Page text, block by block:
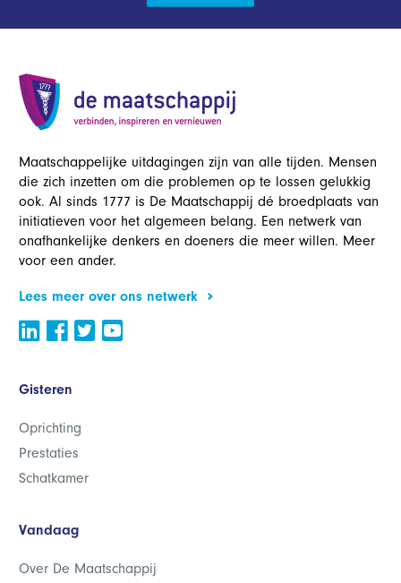
Maatschappelijke uitdagingen zijn van alle tijden. Mensen
die zich inzetten om die problemen op te lossen gelukkig
ook. Al sinds 1777 is De Maatschappij dé broedplaats van
initiatieven voor het algemeen belang. Een netwerk van
onafhankelijke denkers en doeners die meer willen. Meer
voor een ander.
Lees meer over ons netwerk
Gisteren
Oprichting
Prestaties
Schatkamer
Vandaag
Over De Maatschappij